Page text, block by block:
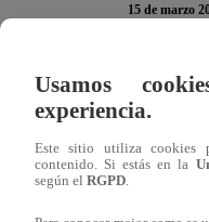
15 de marzo
Alexandra Méndez,
participación en ‘El
recuerda, Poly Ávila y
venezolana lanzó
Usamos
experiencia.
Este sitio utiliza cookies
contenido. Si estás en la
según el RGPD.